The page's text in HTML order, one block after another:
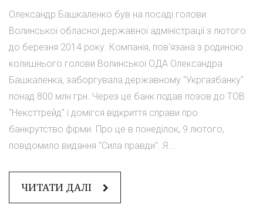
Олександр Башкаленко був на посаді голови
Волинської обласної державної адміністрації з лютого
до березня 2014 року. Компанія, пов'язана з родиною
колишнього голови Волинської ОДА Олександра
Башкаленка, заборгувала державному "Укргазбанку"
понад 800 млн грн. Через це банк подав позов до ТОВ
"Нексттрейд" і домігся відкриття справи про
банкрутство фірми. Про це в понеділок, 9 лютого,
повідомило видання "Сила правди". Я...
ЧИТАТИ ДАЛІ